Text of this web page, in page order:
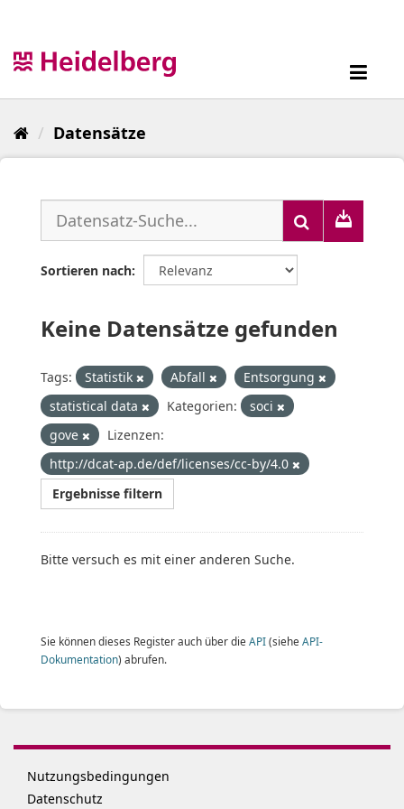
Datensätze
Sortieren nach
Keine Datensätze gefunden
Tags: Statistik Abfall
Entsorgung
statistical data
Kategorien:
soci
gove
Lizenzen:
http://dcat-ap.de/def/licenses/cc-by/4.0
Ergebnisse filtern
Bitte versuch es mit einer anderen Suche.
Sie können dieses Register auch über die API(siehe API-
Dokumentation) abrufen.
Nutzungsbedingungen
Datenschutz